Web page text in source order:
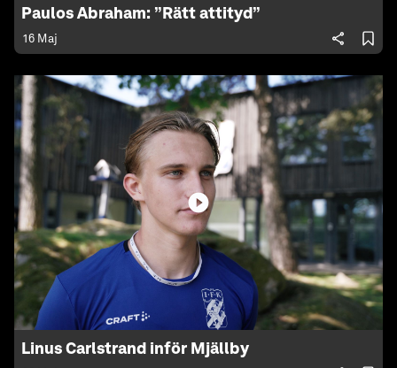
Paulos Abraham: ”Rätt attityd”
16 Maj
Linus Carlstrand inför Mjällby